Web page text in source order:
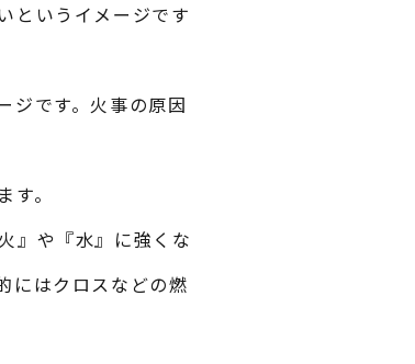
というイメージです
ジです。火事の原因
。
』や『水』に強くな
にはクロスなどの燃